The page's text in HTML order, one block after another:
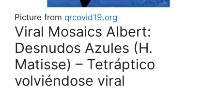
Picture from qrcovid19.org
Viral Mosaics Albert:
Desnudos Azules (H.
Matisse) – Tetráptico
volviéndose viral